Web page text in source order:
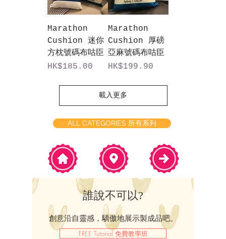
Marathon
Cushion 迷你
方枕號碼布咕臣
價格
HK$185.00
Marathon
Cushion 厚磅
亞麻號碼布咕臣
價格
HK$199.90
載入更多
ALL CATEGORIES 所有系列
誰說不可以?
創意沿自靈感，驕傲地展示製成品吧。
FREE Tutorial 免費教學班